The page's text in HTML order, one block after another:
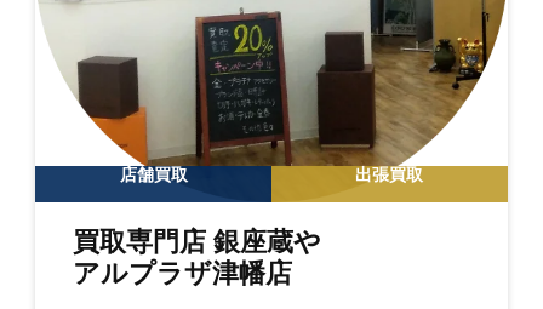
店舗買取 出張買取
買取専門店 銀座蔵や
アルプラザ津幡店